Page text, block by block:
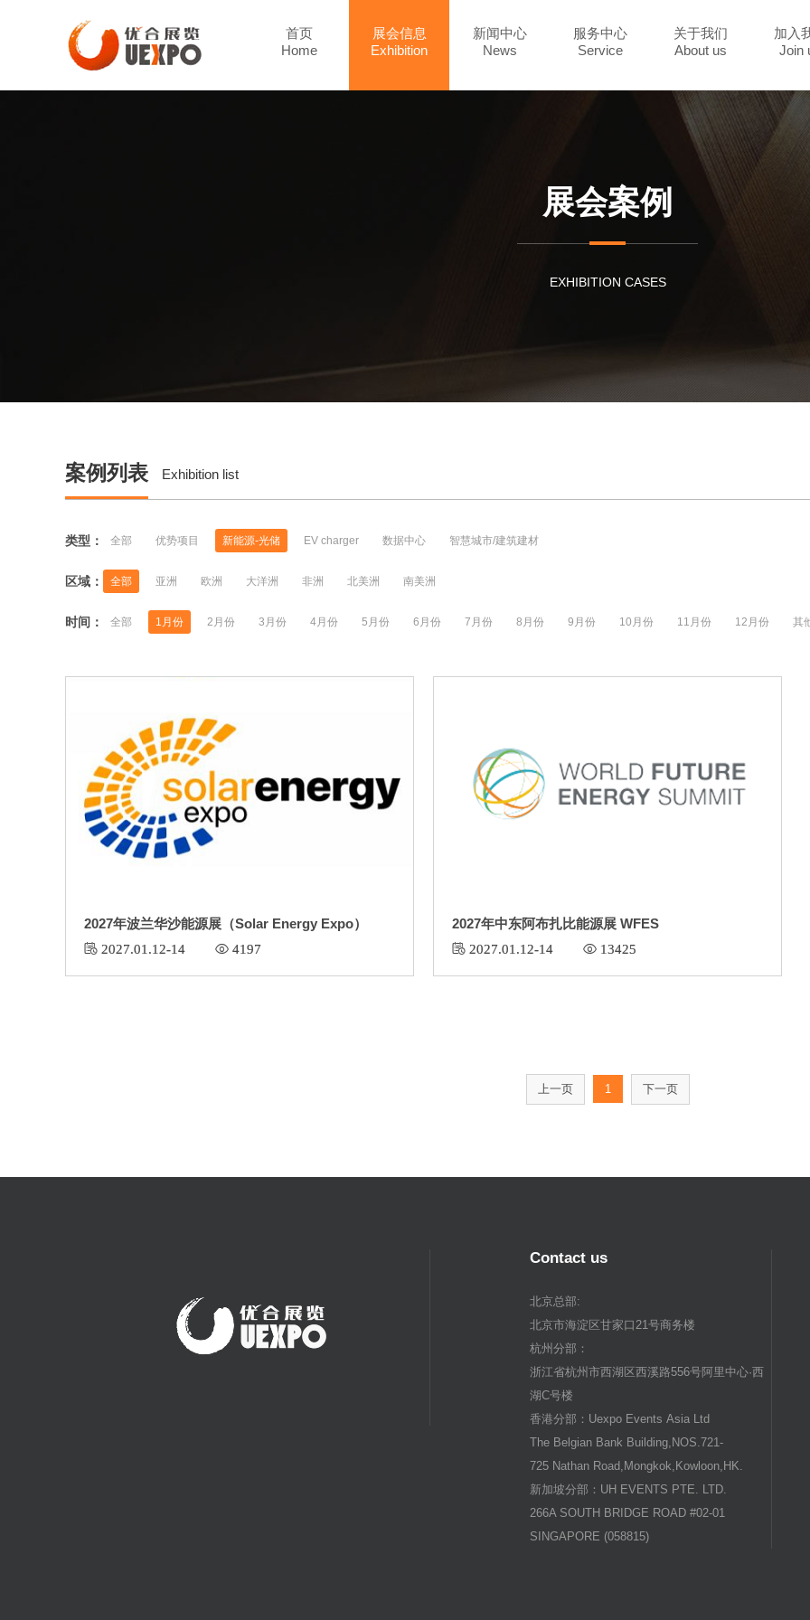
首页
Home
展会信息
Exhibition
新闻中心
News
服务中心
Service
关于我们
About us
加入
Join
展会案例
EXHIBITION CASES
案例列表 Exhibition list
类型： 全部 优势项目 新能源-光储 EV charger 数据中心 智慧城市/建筑建材
区域： 全部 亚洲 欧洲 大洋洲 非洲 北美洲 南美洲
时间： 全部 1月份 2月份 3月份 4月份 5月份 6月份 7月份 8月份 9月份 10月份 11月份 12月份 其
2027年波兰华沙能源展（Solar Energy Expo）
 2027.01.12-14  4197
2027年中东阿布扎比能源展 WFES
 2027.01.12-14  13425
上一页 1 下一页
Contact us
北京总部:
北京市海淀区甘家口21号商务楼
杭州分部：
浙江省杭州市西湖区西溪路556号阿里中心·西
湖C号楼
香港分部：Uexpo Events Asia Ltd
The Belgian Bank Building,NOS.721-
725 Nathan Road,Mongkok,Kowloon,HK.
新加坡分部：UH EVENTS PTE. LTD.
266A SOUTH BRIDGE ROAD #02-01
SINGAPORE (058815)